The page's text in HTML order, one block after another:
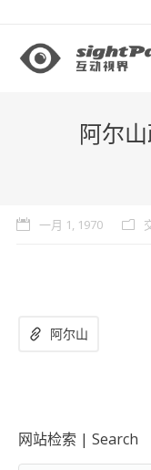
阿尔
一月 1, 1970
阿尔山
网站检索 | Search